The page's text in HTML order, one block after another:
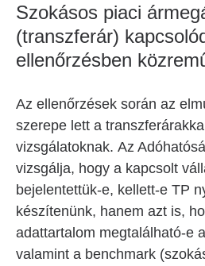
Szokásos piaci
(transzferár)
ellenőrzésben
Az ellenőrzések során az
szerepe lett a
vizsgálatoknak. Az
vizsgálja, hogy a kapcsolt
bejelentettük-e, kellett-e TP
készítenünk, hanem azt is,
adattartalom megtalálható-e
valamint a benchmark